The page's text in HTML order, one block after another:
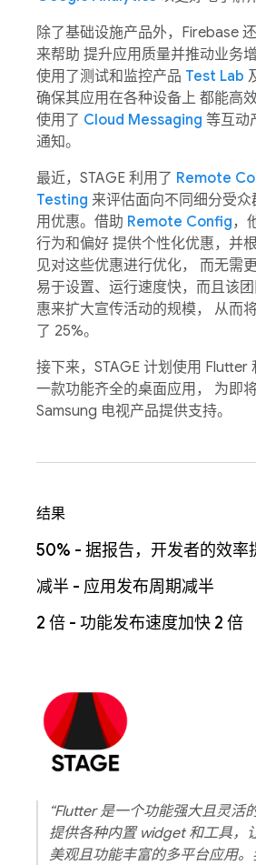
除了基础设施产品外，Firebase
来帮助 提升应用质量并推动业务
使用了测试和监控产品 Test Lab
确保其应用在各种设备上 都能高
使用了 Cloud Messaging 等互动
通知。
最近，STAGE 利用了 Remote
Testing 来评估面向不同细分受
用优惠。借助 Remote Config，
行为和偏好 提供个性化优惠，并
见对这些优惠进行优化， 而无需
易于设置、运行速度快，而且该
惠来扩大宣传活动的规模， 从而
了 25%。
接下来，STAGE 计划使用 Flutter
一款功能齐全的桌面应用， 为即
Samsung 电视产品提供支持。
结果
50% - 据报告，开发者的效率
减半 - 应用发布周期减半
2 倍 - 功能发布速度加快 2 倍
“Flutter 是一个功能强大且灵活
提供各种内置 widget 和工具，
美观且功能丰富的多平台应用